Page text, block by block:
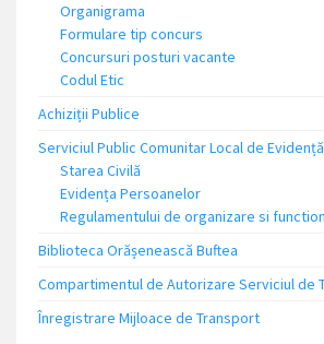
Organigrama
Formulare tip concurs
Concursuri posturi vacante
Codul Etic
Achiziții Publice
Serviciul Public Comunitar Local de
Starea Civilă
Evidența Persoanelor
Regulamentului de organizare si
Biblioteca Orășenească Buftea
Compartimentul de Autorizare Serviciul de
Înregistrare Mijloace de Transport